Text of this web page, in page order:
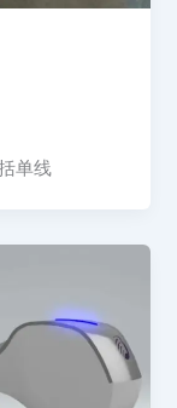
单线